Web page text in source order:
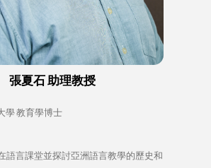
張夏石 助理教授
學 教育學博士
語言課堂並探討亞洲語言教學的歷史和